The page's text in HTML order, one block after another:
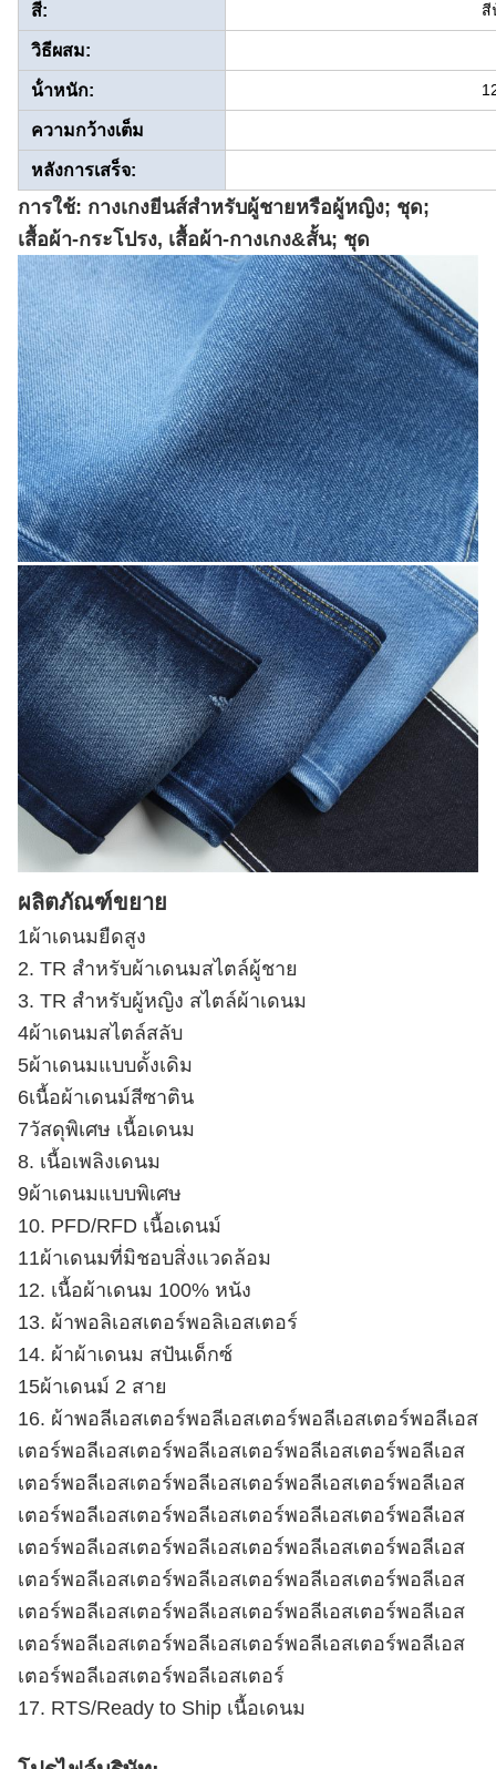
สี: สี
วิธีผสม:
น้ําหนัก:
ความกว้างเต็ม
หลังการเสร็จ:
การใช้: กางเกงยีนส์สําหรับผู้ชายหรือผู้หญิง; ชุด;
เสื้อผ้า-กระโปรง, เสื้อผ้า-กางเกง&สั้น; ชุด
ผลิตภัณฑ์ขยาย
1ผ้าเดนมยืดสูง
2. TR สําหรับผ้าเดนมสไตล์ผู้ชาย
3. TR สําหรับผู้หญิง สไตล์ผ้าเดนม
4ผ้าเดนมสไตล์สลับ
5ผ้าเดนมแบบดั้งเดิม
6เนื้อผ้าเดนม์สีซาติน
7วัสดุพิเศษ เนื้อเดนม
8. เนื้อเพลิงเดนม
9ผ้าเดนมแบบพิเศษ
10. PFD/RFD เนื้อเดนม์
11ผ้าเดนมที่มิชอบสิ่งแวดล้อม
12. เนื้อผ้าเดนม 100% หนัง
13. ผ้าพอลิเอสเตอร์พอลิเอสเตอร์
14. ผ้าผ้าเดนม สปันเด็กซ์
15ผ้าเดนม์ 2 สาย
16. ผ้าพอลีเอสเตอร์พอลีเอสเตอร์พอลีเอสเตอร์พอลีเอส
เตอร์พอลีเอสเตอร์พอลีเอสเตอร์พอลีเอสเตอร์พอลีเอส
เตอร์พอลีเอสเตอร์พอลีเอสเตอร์พอลีเอสเตอร์พอลีเอส
เตอร์พอลีเอสเตอร์พอลีเอสเตอร์พอลีเอสเตอร์พอลีเอส
เตอร์พอลีเอสเตอร์พอลีเอสเตอร์พอลีเอสเตอร์พอลีเอส
เตอร์พอลีเอสเตอร์พอลีเอสเตอร์พอลีเอสเตอร์พอลีเอส
เตอร์พอลีเอสเตอร์พอลีเอสเตอร์พอลีเอสเตอร์พอลีเอส
เตอร์พอลีเอสเตอร์พอลีเอสเตอร์พอลีเอสเตอร์พอลีเอส
เตอร์พอลีเอสเตอร์พอลีเอสเตอร์
17. RTS/Ready to Ship เนื้อเดนม